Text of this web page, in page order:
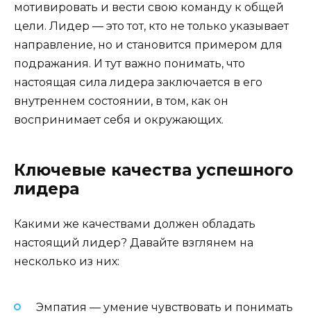
мотивировать и вести свою команду к общей
цели. Лидер — это тот, кто не только указывает
направление, но и становится примером для
подражания. И тут важно понимать, что
настоящая сила лидера заключается в его
внутреннем состоянии, в том, как он
воспринимает себя и окружающих.
Ключевые качества успешного
лидера
Какими же качествами должен обладать
настоящий лидер? Давайте взглянем на
несколько из них:
Эмпатия — умение чувствовать и понимать